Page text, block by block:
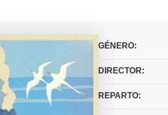
GÉNERO:
DIRECTOR:
REPARTO: